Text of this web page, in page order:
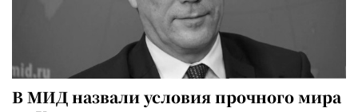
В МИД назвали условия прочного мира